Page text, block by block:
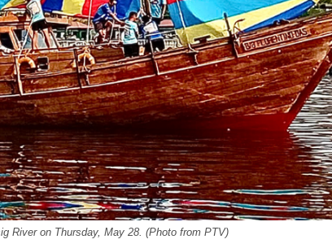
River on Thursday, May 28. (Photo from PTV)